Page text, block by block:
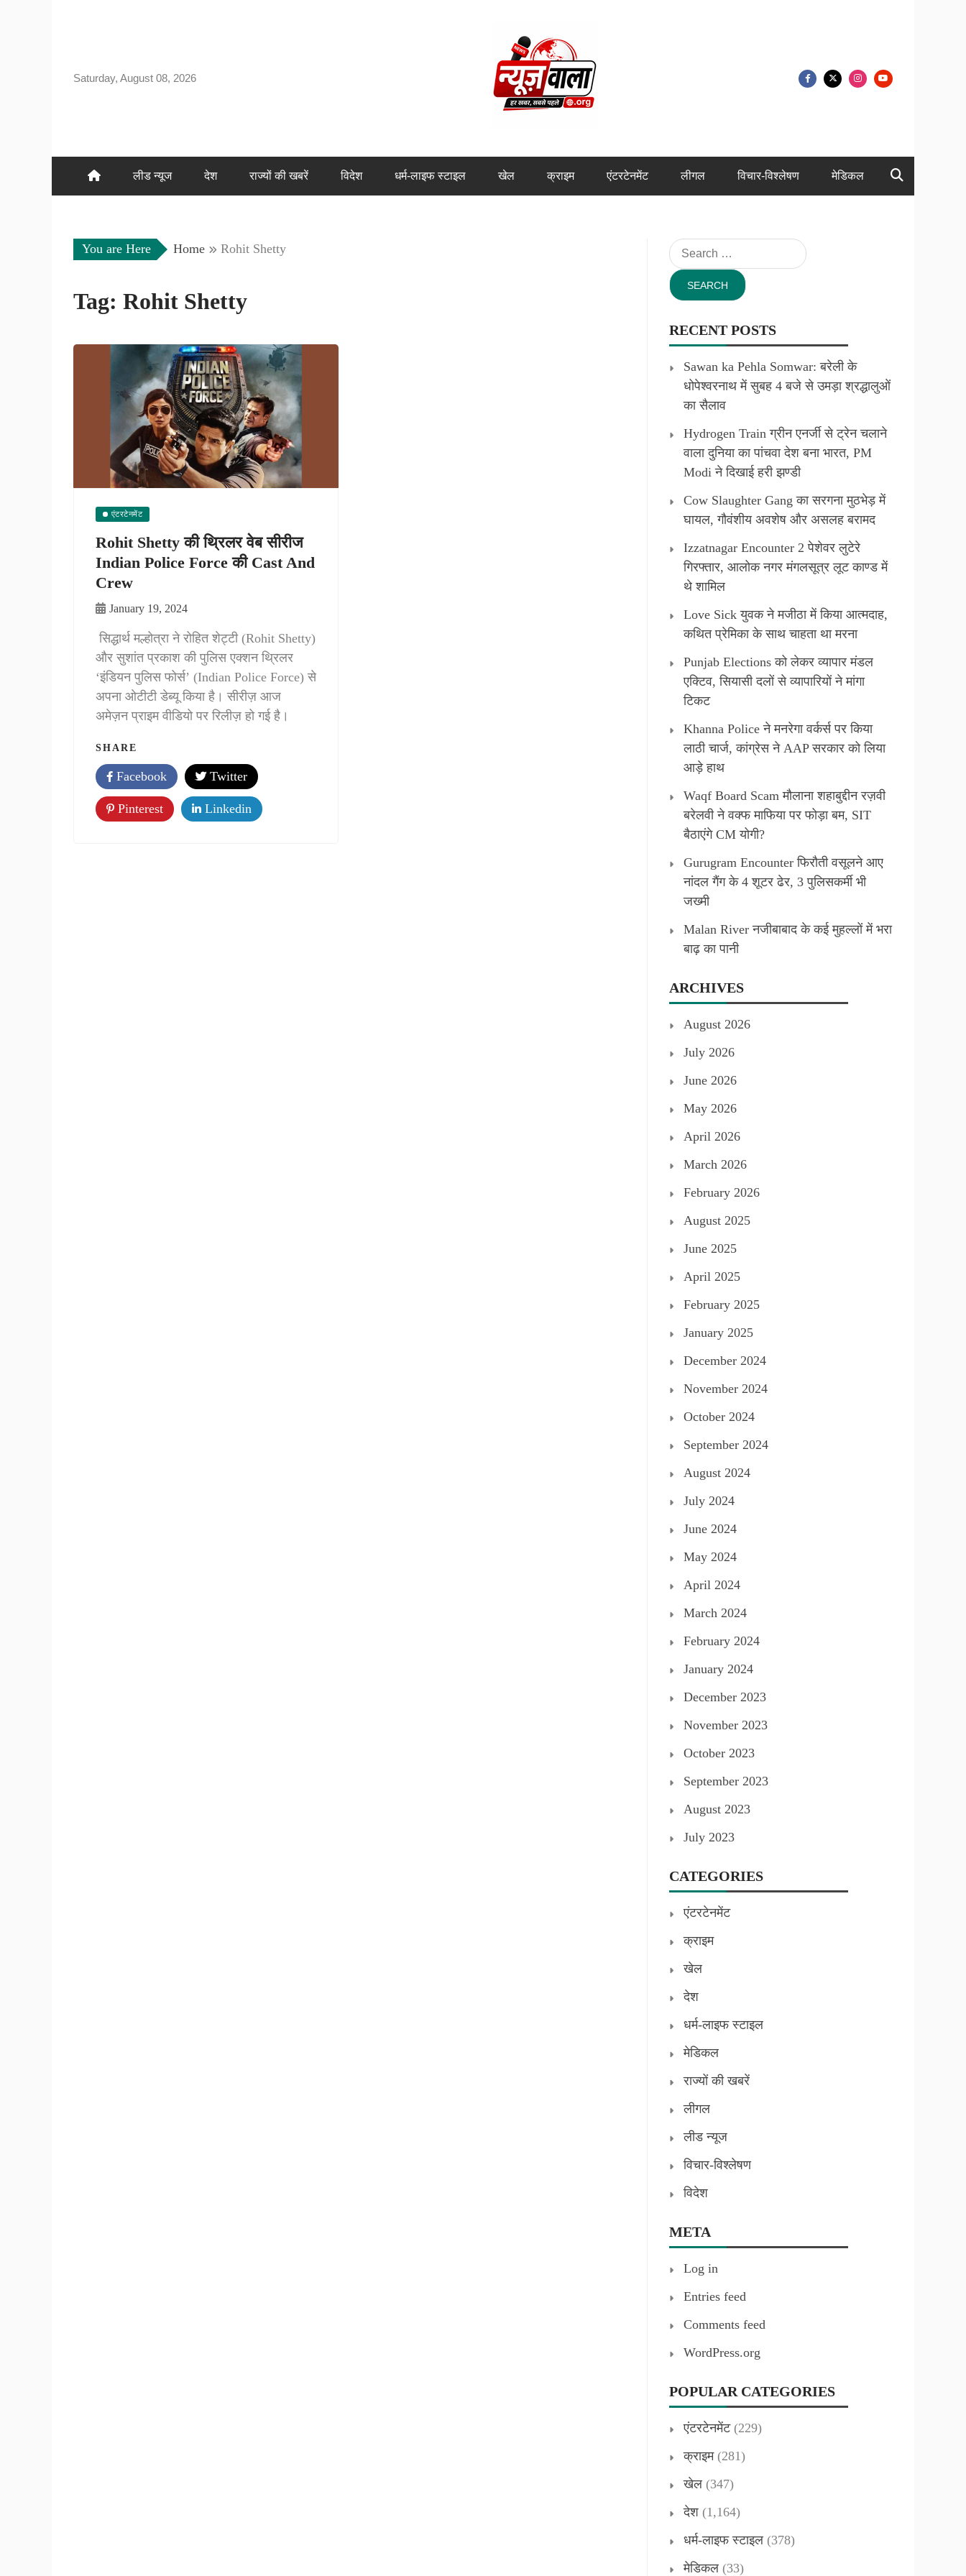
Saturday, August 08, 2026
लीड न्यूज देश राज्यों की खबरें विदेश धर्म-लाइफ स्टाइल खेल क्राइम एंटरटेनमेंट लीगल विचार-विश्लेषण मेडिकल
You are Here Home Rohit Shetty
Tag: Rohit Shetty
एंटरटेनमेंट
Rohit Shetty की थ्रिलर वेब सीरीज
Indian Police Force की Cast And
Crew
January 19, 2024
सिद्धार्थ मल्होत्रा ने रोहित शेट्टी (Rohit Shetty)
और सुशांत प्रकाश की पुलिस एक्शन थ्रिलर
‘इंडियन पुलिस फोर्स’ (Indian Police Force) से
अपना ओटीटी डेब्यू किया है। सीरीज़ आज
अमेज़न प्राइम वीडियो पर रिलीज़ हो गई है।
SHARE
Facebook Twitter
Pinterest Linkedin
Search
for:
RECENT POSTS
Sawan ka Pehla Somwar: बरेली के
धोपेश्वरनाथ में सुबह 4 बजे से उमड़ा श्रद्धालुओं
का सैलाव
Hydrogen Train ग्रीन एनर्जी से ट्रेन चलाने
वाला दुनिया का पांचवा देश बना भारत, PM
Modi ने दिखाई हरी झण्डी
Cow Slaughter Gang का सरगना मुठभेड़ में
घायल, गौवंशीय अवशेष और असलह बरामद
Izzatnagar Encounter 2 पेशेवर लुटेरे
गिरफ्तार, आलोक नगर मंगलसूत्र लूट काण्‍ड में
थे शामिल
Love Sick युवक ने मजीठा में किया आत्मदाह,
कथित प्रेमिका के साथ चाहता था मरना
Punjab Elections को लेकर व्यापार मंडल
एक्टिव, सियासी दलों से व्यापारियों ने मांगा
टिकट
Khanna Police ने मनरेगा वर्कर्स पर किया
लाठी चार्ज, कांग्रेस ने AAP सरकार को लिया
आड़े हाथ
Waqf Board Scam मौलाना शहाबुद्दीन रज़वी
बरेलवी ने वक्फ माफिया पर फोड़ा बम, SIT
बैठाएंगे CM योगी?
Gurugram Encounter फिरौती वसूलने आए
नांदल गैंग के 4 शूटर ढेर, 3 पुलिसकर्मी भी
जख्मी
Malan River नजीबाबाद के कई मुहल्लों में भरा
बाढ़ का पानी
ARCHIVES
August 2026
July 2026
June 2026
May 2026
April 2026
March 2026
February 2026
August 2025
June 2025
April 2025
February 2025
January 2025
December 2024
November 2024
October 2024
September 2024
August 2024
July 2024
June 2024
May 2024
April 2024
March 2024
February 2024
January 2024
December 2023
November 2023
October 2023
September 2023
August 2023
July 2023
CATEGORIES
एंटरटेनमेंट
क्राइम
खेल
देश
धर्म-लाइफ स्टाइल
मेडिकल
राज्यों की खबरें
लीगल
लीड न्यूज
विचार-विश्लेषण
विदेश
META
Log in
Entries feed
Comments feed
WordPress.org
POPULAR CATEGORIES
एंटरटेनमेंट(229)
क्राइम(281)
खेल (347)
देश (1,164)
धर्म-लाइफ स्टाइल (378)
मेडिकल (33)